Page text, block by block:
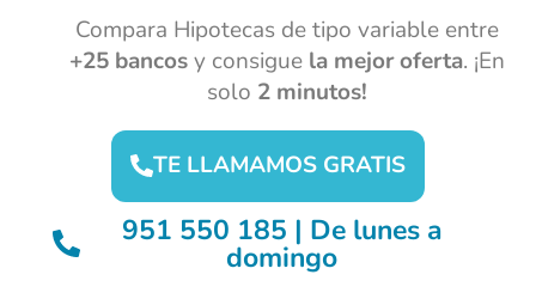
Compara Hipotecas de tipo variable entre
+25 bancosy consigue la mejor oferta. ¡En
solo 2 minutos!
TE LLAMAMOS GRATIS
951 550 185 | De lunes a
domingo